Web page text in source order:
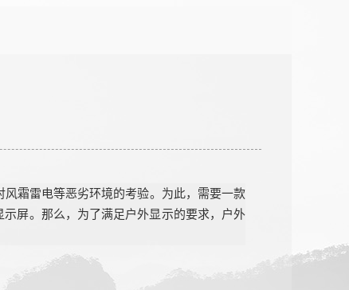
风霜雷电等恶劣环境的考验。 为此， 需要一款
示屏。 那么，为了满足户外显示的要求，户外